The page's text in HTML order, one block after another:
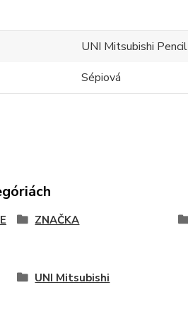
UNI Mitsubishi Pencil
Sépiová
ZNAČKA
UNI Mitsubishi